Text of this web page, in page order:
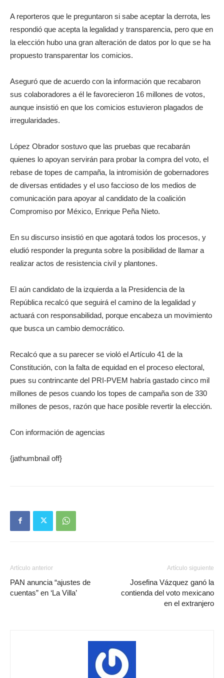
A reporteros que le preguntaron si sabe aceptar la derrota, les
respondió que acepta la legalidad y transparencia, pero que en
la elección hubo una gran alteración de datos por lo que se ha
propuesto transparentar los comicios.
Aseguró que de acuerdo con la información que recabaron
sus colaboradores a él le favorecieron 16 millones de votos,
aunque insistió en que los comicios estuvieron plagados de
irregularidades.
López Obrador sostuvo que las pruebas que recabarán
quienes lo apoyan servirán para probar la compra del voto, el
rebase de topes de campaña, la intromisión de gobernadores
de diversas entidades y el uso faccioso de los medios de
comunicación para apoyar al candidato de la coalición
Compromiso por México, Enrique Peña Nieto.
En su discurso insistió en que agotará todos los procesos, y
eludió responder la pregunta sobre la posibilidad de llamar a
realizar actos de resistencia civil y plantones.
El aún candidato de la izquierda a la Presidencia de la
República recalcó que seguirá el camino de la legalidad y
actuará con responsabilidad, porque encabeza un movimiento
que busca un cambio democrático.
Recalcó que a su parecer se violó el Artículo 41 de la
Constitución, con la falta de equidad en el proceso electoral,
pues su contrincante del PRI-PVEM habría gastado cinco mil
millones de pesos cuando los topes de campaña son de 330
millones de pesos, razón que hace posible revertir la elección.
Con información de agencias
{jathumbnail off}
Artículo anterior
PAN anuncia “ajustes de
cuentas” en ‘La Villa’
Artículo siguiente
Josefina Vázquez ganó la
contienda del voto mexicano
en el extranjero